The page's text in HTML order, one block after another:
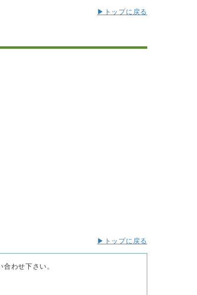
▶トップに戻る
▶トップに戻る
わせ下さい。